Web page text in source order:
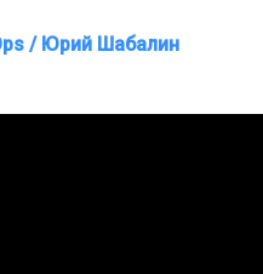
/ Юрий Шабалин